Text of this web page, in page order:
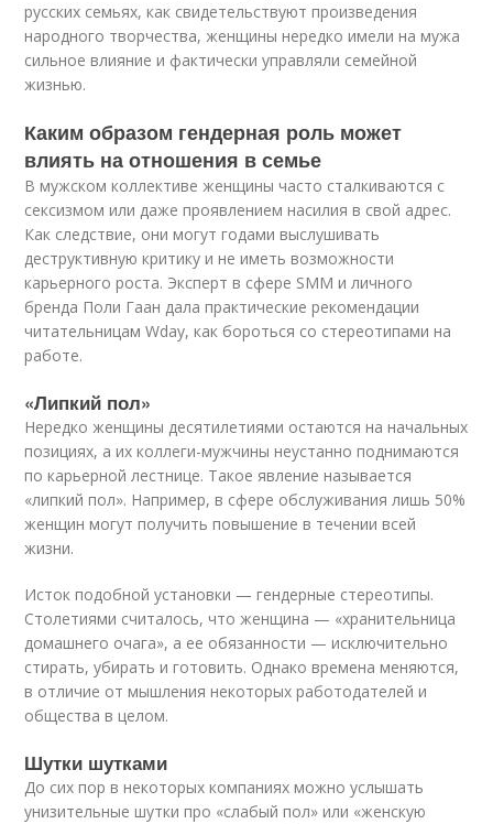
русских семьях, как свидетельствуют произведения
народного творчества, женщины нередко имели на мужа
сильное влияние и фактически управляли семейной
жизнью.
Каким образом гендерная роль может
влиять на отношения в семье
В мужском коллективе женщины часто сталкиваются с
сексизмом или даже проявлением насилия в свой адрес.
Как следствие, они могут годами выслушивать
деструктивную критику и не иметь возможности
карьерного роста. Эксперт в сфере SMM и личного
бренда Поли Гаан дала практические рекомендации
читательницам Wday, как бороться со стереотипами на
работе.
«Липкий пол»
Нередко женщины десятилетиями остаются на начальных
позициях, а их коллеги-мужчины неустанно поднимаются
по карьерной лестнице. Такое явление называется
«липкий пол». Например, в сфере обслуживания лишь 50%
женщин могут получить повышение в течении всей
жизни.
Исток подобной установки — гендерные стереотипы.
Столетиями считалось, что женщина — «хранительница
домашнего очага», а ее обязанности — исключительно
стирать, убирать и готовить. Однако времена меняются,
в отличие от мышления некоторых работодателей и
общества в целом.
Шутки шутками
До сих пор в некоторых компаниях можно услышать
унизительные шутки про «слабый пол» или «женскую